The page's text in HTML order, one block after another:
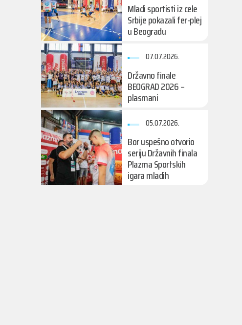
Mladi sportisti iz cele
Srbije pokazali fer-plej
u Beogradu
07.07.2026.
Državno finale
BEOGRAD 2026 –
plasmani
05.07.2026.
Bor uspešno otvorio
seriju Državnih finala
Plazma Sportskih
igara mladih